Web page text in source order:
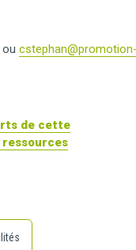
ou
de cette
ressources